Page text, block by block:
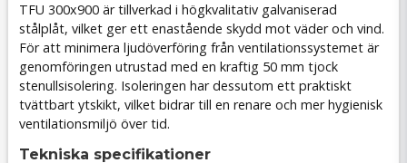
TFU 300x900 är tillverkad i högkvalitativ galvaniserad
stålplåt, vilket ger ett enastående skydd mot väder och vind.
För att minimera ljudöverföring från ventilationssystemet är
genomföringen utrustad med en kraftig 50 mm tjock
stenullsisolering. Isoleringen har dessutom ett praktiskt
tvättbart ytskikt, vilket bidrar till en renare och mer hygienisk
ventilationsmiljö över tid.
Tekniska specifikationer